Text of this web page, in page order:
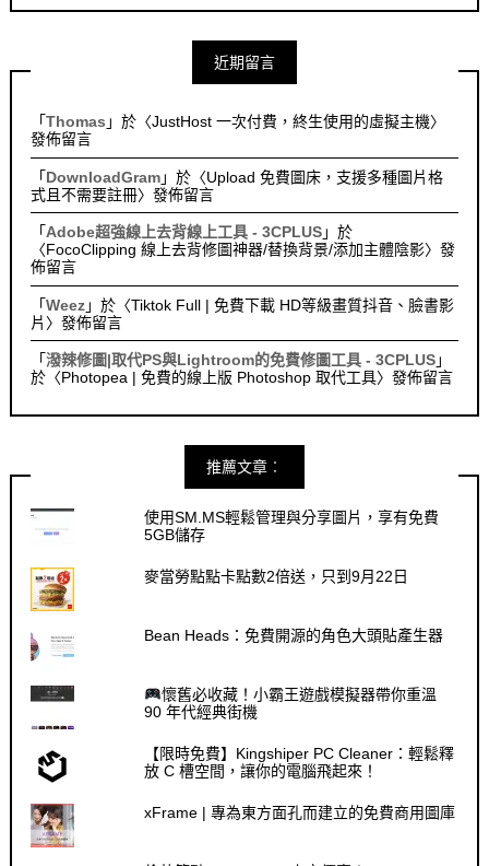
近期留言
「Thomas 」於〈JustHost 一次付費，終生使用的虛擬主機〉
發佈留言
「 DownloadGram」於〈Upload 免費圖床，支援多種圖片格
式且不需要註冊〉發佈留言
「 Adobe超強線上去背線上工具 - 3CPLUS」於
〈FocoClipping 線上去背修圖神器/替換背景/添加主體陰影〉發
佈留言
「Weez」於〈Tiktok Full | 免費下載 HD等級畫質抖音、臉書影
片 〉發佈留言
「潑辣修圖|取代PS與Lightroom的免費修圖工具 - 3CPLUS」
於〈Photopea | 免費的線上版 Photoshop 取代工具〉發佈留言
推薦文章︰
使用SM.MS輕鬆管理與分享圖片，享有免費
5GB儲存
麥當勞點點卡點數2倍送，只到9月22日
Bean Heads：免費開源的角色大頭貼產生器
懷舊必收藏！小霸王遊戲模擬器帶你重溫
90 年代經典街機
【限時免費】Kingshiper PC Cleaner：輕鬆釋
放 C 槽空間，讓你的電腦飛起來！
xFrame | 專為東方面孔而建立的免費商用圖庫